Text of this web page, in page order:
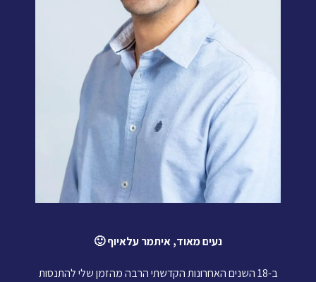
נעים מאוד, איתמר עלאיוף 🙂
ב-18 השנים האחרונות הקדשתי הרבה מהזמן שלי להתנסות